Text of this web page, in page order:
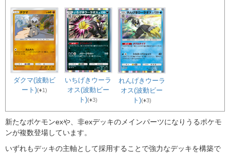
ダクマ(波動ビ
ート)(♦1)
いちげきウーラ
オス(波動ビー
ト)(♦3)
れんげきウーラ
オス(波動ビー
ト)(♦3)
新たなポケモンexや、非exデッキのメインパーツになりうるポケモ
ンが複数登場しています。
いずれもデッキの主軸として採用することで強力なデッキを構築で